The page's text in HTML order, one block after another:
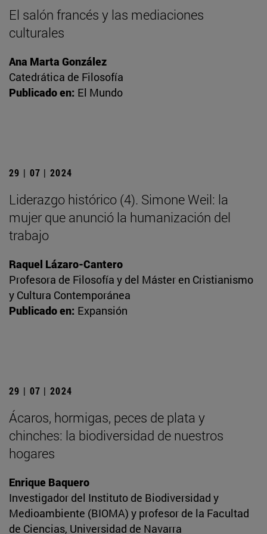
El salón francés y las mediaciones
culturales
Ana Marta González
Catedrática de Filosofía
Publicado en: El Mundo
29 | 07 | 2024
Liderazgo histórico (4). Simone Weil: la
mujer que anunció la humanización del
trabajo
Raquel Lázaro-Cantero
Profesora de Filosofía y del Máster en Cristianismo
y Cultura Contemporánea
Publicado en: Expansión
29 | 07 | 2024
Ácaros, hormigas, peces de plata y
chinches: la biodiversidad de nuestros
hogares
Enrique Baquero
Investigador del Instituto de Biodiversidad y
Medioambiente (BIOMA) y profesor de la Facultad
de Ciencias, Universidad de Navarra